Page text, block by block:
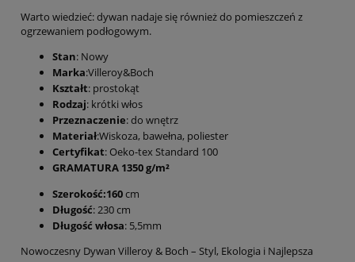
Warto wiedzieć: dywan nadaje się również do pomieszczeń z
ogrzewaniem podłogowym.
Stan: Nowy
Marka:Villeroy&Boch
Kształt: prostokąt
Rodzaj: krótki włos
Przeznaczenie: do wnętrz
Materiał:Wiskoza, bawełna, poliester
Certyfikat: Oeko-tex Standard 100
GRAMATURA 1350 g/m²
Szerokość:160cm
Długość: 230 cm
Długość włosa: 5,5mm
Nowoczesny Dywan Villeroy & Boch – Styl, Ekologia i Najlepsza